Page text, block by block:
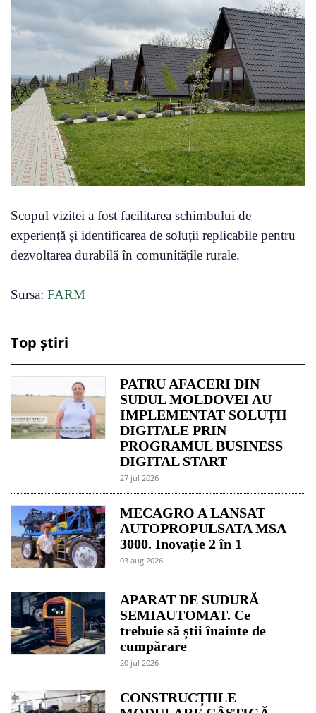
Scopul vizitei a fost facilitarea schimbului de
experiență și identificarea de soluții replicabile pentru
dezvoltarea durabilă în comunitățile rurale.
Sursa: FARM
Top știri
PATRU AFACERI DIN
SUDUL MOLDOVEI AU
IMPLEMENTAT SOLUȚII
DIGITALE PRIN
PROGRAMUL BUSINESS
DIGITAL START
27 jul 2026
MECAGRO A LANSAT
AUTOPROPULSATA MSA
3000. Inovație 2 în 1
03 aug 2026
APARAT DE SUDURĂ
SEMIAUTOMAT. Ce
trebuie să știi înainte de
cumpărare
20 jul 2026
CONSTRUCȚIILE